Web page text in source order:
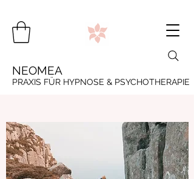
NEOMEA
PRAXIS FÜR HYPNOSE & PSYCHOTHERAPIE